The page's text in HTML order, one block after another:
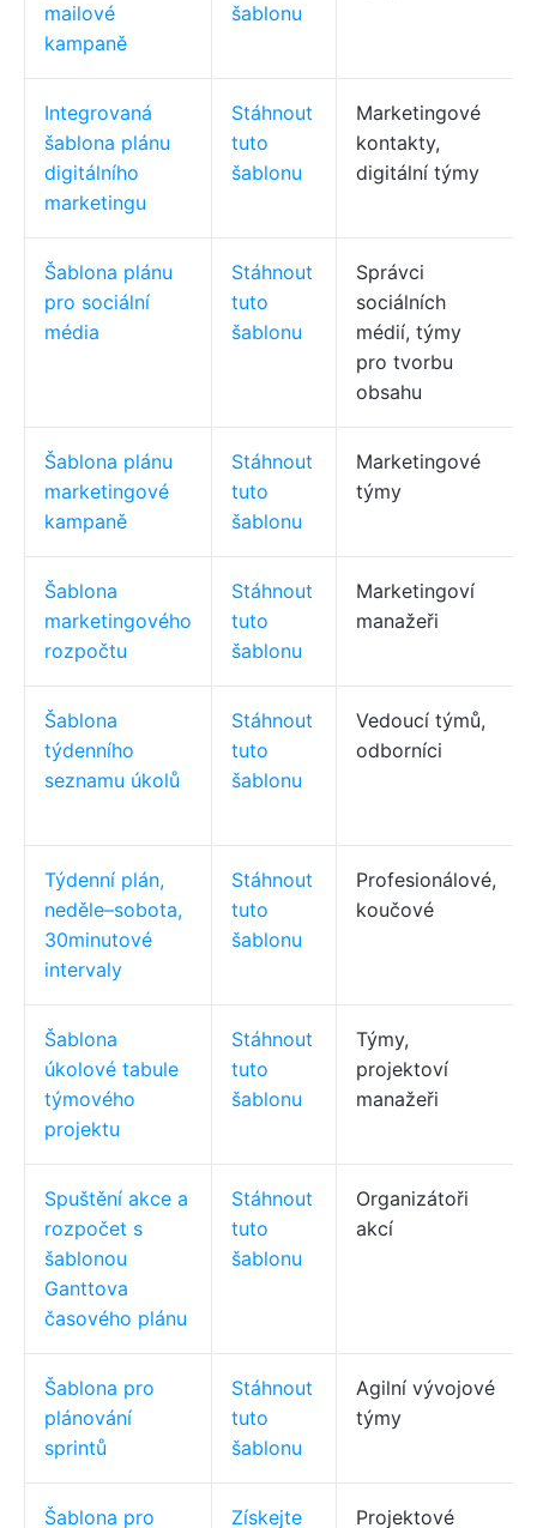
mailové
kampaně
šablonu
Integrovaná
šablona plánu
digitálního
marketingu
Stáhnout
tuto
šablonu
Marketingové
kontakty,
digitální týmy
Šablona plánu
pro sociální
média
Stáhnout
tuto
šablonu
Správci
sociálních
médií, týmy
pro tvorbu
obsahu
Šablona plánu
marketingové
kampaně
Stáhnout
tuto
šablonu
Marketingové
týmy
Šablona
marketingového
rozpočtu
Stáhnout
tuto
šablonu
Marketingoví
manažeři
Šablona
týdenního
seznamu úkolů
Stáhnout
tuto
šablonu
Vedoucí týmů,
odborníci
Týdenní plán,
neděle–sobota,
30minutové
intervaly
Stáhnout
tuto
šablonu
Profesionálové,
koučové
Šablona
úkolové tabule
týmového
projektu
Stáhnout
tuto
šablonu
Týmy,
projektoví
manažeři
Spuštění akce a
rozpočet s
šablonou
Ganttova
časového plánu
Stáhnout
tuto
šablonu
Organizátoři
akcí
Šablona pro
plánování
sprintů
Stáhnout
tuto
šablonu
Agilní vývojové
týmy
Šablona pro Získejte Projektové